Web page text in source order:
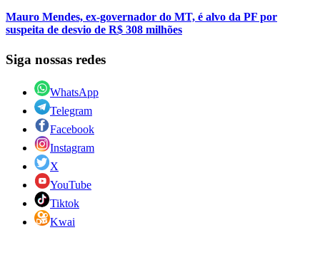
Mauro Mendes, ex-governador do MT, é alvo da PF por
suspeita de desvio de R$ 308 milhões
Siga nossas redes
WhatsApp
Telegram
Facebook
Instagram
X
YouTube
Tiktok
Kwai